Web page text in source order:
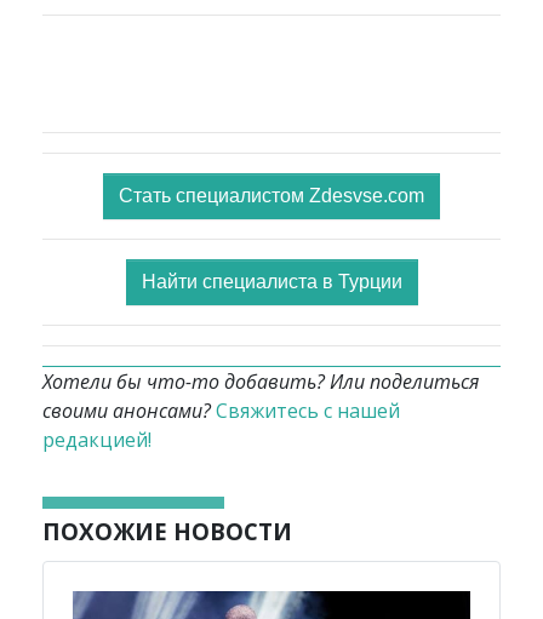
Стать специалистом Zdesvse.com
Найти специалиста в Турции
Хотели бы что-то добавить? Или поделиться
своими анонсами?Свяжитесь с нашей
редакцией!
ПОХОЖИЕ НОВОСТИ